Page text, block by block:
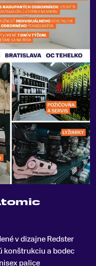
v dizajne Redster
konštrukciu a bodec
palice